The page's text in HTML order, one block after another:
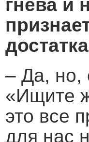
гнева и
– Да, но,
«Ищите
это все
для нас